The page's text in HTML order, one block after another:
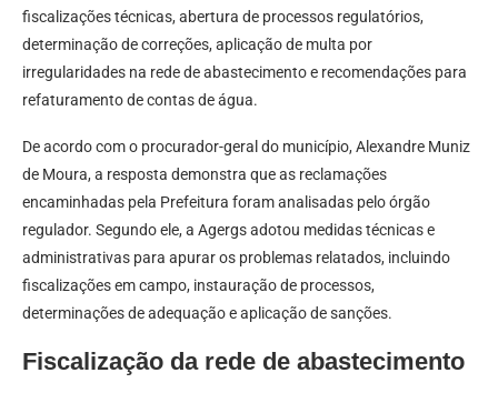
fiscalizações técnicas, abertura de processos regulatórios,
determinação de correções, aplicação de multa por
irregularidades na rede de abastecimento e recomendações para
refaturamento de contas de água.
De acordo com o procurador-geral do município, Alexandre Muniz
de Moura, a resposta demonstra que as reclamações
encaminhadas pela Prefeitura foram analisadas pelo órgão
regulador. Segundo ele, a Agergs adotou medidas técnicas e
administrativas para apurar os problemas relatados, incluindo
fiscalizações em campo, instauração de processos,
determinações de adequação e aplicação de sanções.
Fiscalização da rede de abastecimento